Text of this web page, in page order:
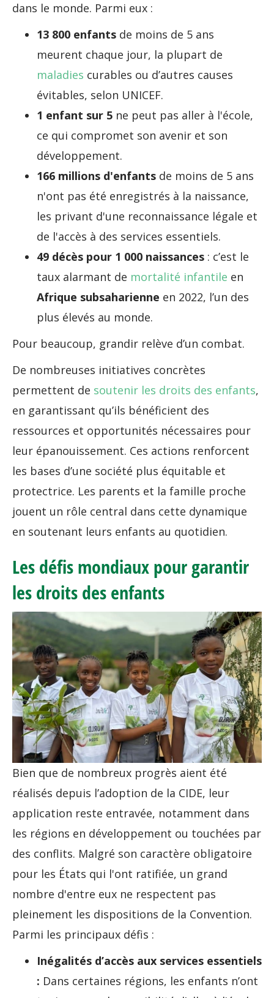
dans le monde. Parmi eux :
13 800 enfants de moins de 5 ans
meurent chaque jour, la plupart de
maladies curables ou d’autres causes
évitables, selon UNICEF.
1 enfant sur 5 ne peut pas aller à l'école,
ce qui compromet son avenir et son
développement.
166 millions d'enfants de moins de 5 ans
n'ont pas été enregistrés à la naissance,
les privant d'une reconnaissance légale et
de l'accès à des services essentiels.
49 décès pour 1 000 naissances : c’est le
taux alarmant de mortalité infantile en
Afrique subsaharienne en 2022, l’un des
plus élevés au monde.
Pour beaucoup, grandir relève d’un combat.
De nombreuses initiatives concrètes
permettent de soutenir les droits des enfants,
en garantissant qu’ils bénéficient des
ressources et opportunités nécessaires pour
leur épanouissement. Ces actions renforcent
les bases d’une société plus équitable et
protectrice. Les parents et la famille proche
jouent un rôle central dans cette dynamique
en soutenant leurs enfants au quotidien.
Les défis mondiaux pour garantir
les droits des enfants
Bien que de nombreux progrès aient été
réalisés depuis l’adoption de la CIDE, leur
application reste entravée, notamment dans
les régions en développement ou touchées par
des conflits. Malgré son caractère obligatoire
pour les États qui l'ont ratifiée, un grand
nombre d'entre eux ne respectent pas
pleinement les dispositions de la Convention.
Parmi les principaux défis :
Inégalités d’accès aux services essentiels
: Dans certaines régions, les enfants n’ont